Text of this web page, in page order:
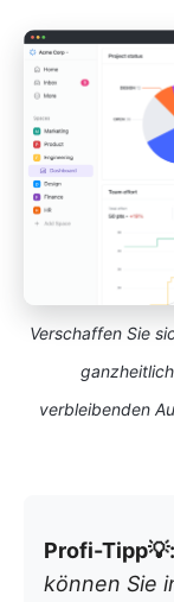
Verschaffen Sie
verbleibenden
Profi-Tipp💡:
können Sie